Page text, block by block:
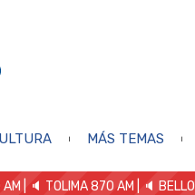
MÁS TEMAS
| 🔈 TOLIMA 870 AM | 🔈 BELLO